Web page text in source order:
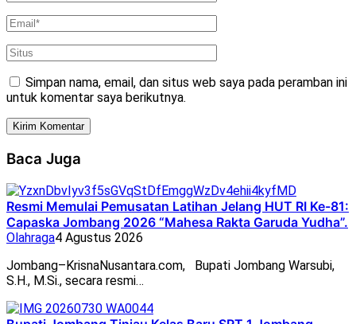
Simpan nama, email, dan situs web saya pada peramban ini
untuk komentar saya berikutnya.
Baca Juga
Resmi Memulai Pemusatan Latihan Jelang HUT RI Ke-81:
Capaska Jombang 2026 “Mahesa Rakta Garuda Yudha”.
Olahraga4 Agustus 2026
Jombang–KrisnaNusantara.com, Bupati Jombang Warsubi,
S.H., M.Si., secara resmi…